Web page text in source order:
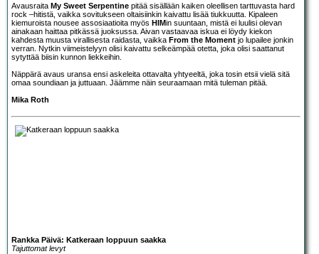
Avausraita My Sweet Serpentine pitää sisällään kaiken oleellisen tarttuvasta hard
rock –hitistä, vaikka sovitukseen oltaisiinkin kaivattu lisää tiukkuutta. Kipaleen
kiemuroista nousee assosiaatioita myös HIMin suuntaan, mistä ei luulisi olevan
ainakaan haittaa pitkässä juoksussa. Aivan vastaavaa iskua ei löydy kiekon
kahdesta muusta virallisesta raidasta, vaikka From the Moment jo lupailee jonkin
verran. Nytkin viimeistelyyn olisi kaivattu selkeämpää otetta, joka olisi saattanut
sytyttää biisin kunnon liekkeihin.
Näppärä avaus uransa ensi askeleita ottavalta yhtyeeltä, joka tosin etsii vielä sitä
omaa soundiaan ja juttuaan. Jäämme näin seuraamaan mitä tuleman pitää.
Mika Roth
Rankka Päivä: Katkeraan loppuun saakka
Tajuttomat levyt